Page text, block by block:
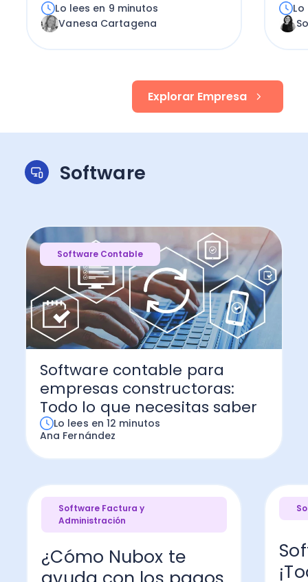
Lo lees en 9 minutos
Vanesa Cartagena
Explorar Empresa
Software
Software Contable
Software contable para
empresas constructoras:
Todo lo que necesitas saber
Lo lees en 12 minutos
Ana Fernández
Software Factura y
Administración
¿Cómo Nubox te